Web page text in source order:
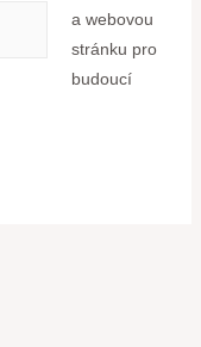
a webovou
stránku pro
budoucí